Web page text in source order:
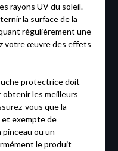
rayons UV du soleil.
la surface de la
régulièrement une
votre œuvre des effets
protectrice doit
les meilleurs
vous que la
exempte de
ou un
le produit